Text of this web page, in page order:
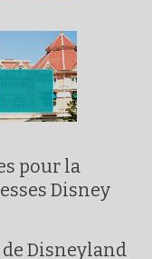
pour la
Disney
Disneyland